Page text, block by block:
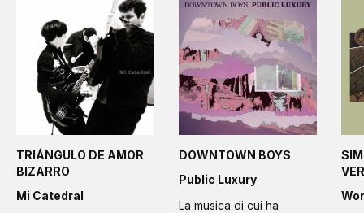
TRIÁNGULO DE AMOR
BIZARRO
Mi Catedral
DOWNTOWN BOYS
Public Luxury
La musica di cui ha